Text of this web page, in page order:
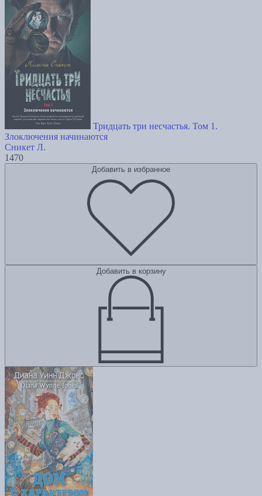
Тридцать три несчастья. Том 1.
Злоключения начинаются
Сникет Л.
1470
Добавить в избранное
Добавить в корзину